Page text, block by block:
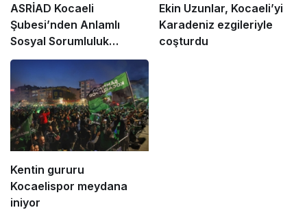
ASRİAD Kocaeli
Şubesi’nden Anlamlı
Sosyal Sorumluluk
Projesi
Ekin Uzunlar, Kocaeli’yi
Karadeniz ezgileriyle
coşturdu
Kentin gururu
Kocaelispor meydana
iniyor